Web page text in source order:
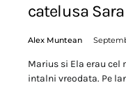
catelusa Sara
Alex Muntean
Marius si Ela erau
intalni vreodata. Pe